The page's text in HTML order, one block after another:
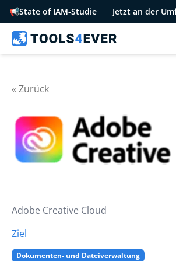
📢State of IAM-Studie Jetzt an der
« Zurück
Adobe Creative Cloud
Ziel
Dokumenten- und Dateiverwaltung